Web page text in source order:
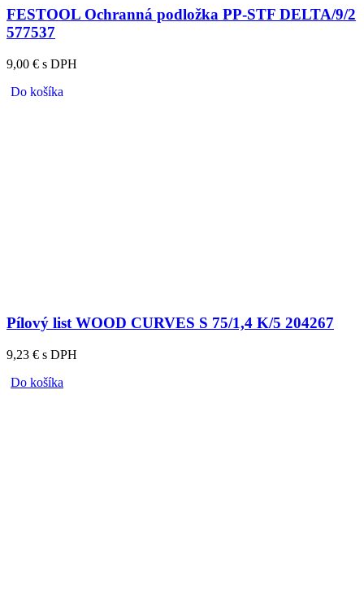
FESTOOL Ochranná podložka PP-STF DELTA/9/2
577537
9,00 € s DPH
Do košíka
Pílový list WOOD CURVES S 75/1,4 K/5 204267
9,23 € s DPH
Do košíka